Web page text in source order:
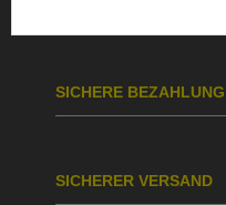
SICHERE BEZAHLUNG
SICHERER VERSAND